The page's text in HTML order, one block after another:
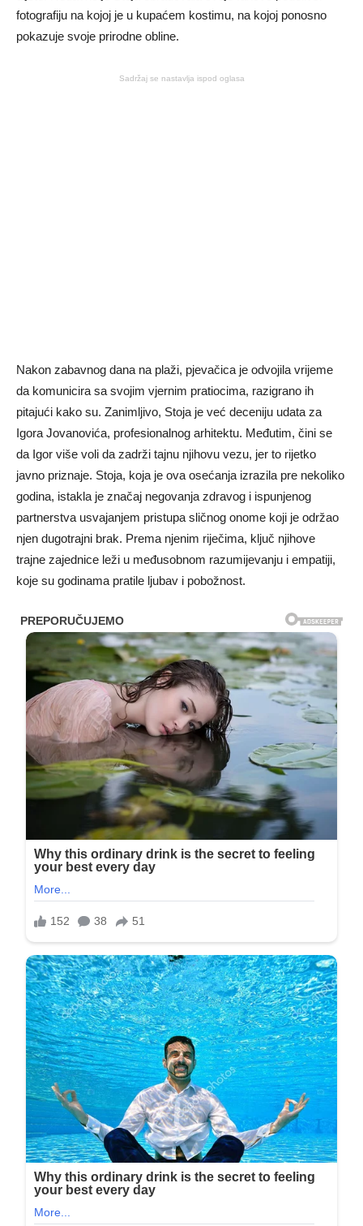
fotografiju na kojoj je u kupaćem kostimu, na kojoj ponosno
pokazuje svoje prirodne obline.
Sadržaj se nastavlja ispod oglasa
Nakon zabavnog dana na plaži, pjevačica je odvojila vrijeme
da komunicira sa svojim vjernim pratiocima, razigrano ih
pitajući kako su. Zanimljivo, Stoja je već deceniju udata za
Igora Jovanovića, profesionalnog arhitektu. Međutim, čini se
da Igor više voli da zadrži tajnu njihovu vezu, jer to rijetko
javno priznaje. Stoja, koja je ova osećanja izrazila pre nekoliko
godina, istakla je značaj negovanja zdravog i ispunjenog
partnerstva usvajanjem pristupa sličnog onome koji je održao
njen dugotrajni brak. Prema njenim riječima, ključ njihove
trajne zajednice leži u međusobnom razumijevanju i empatiji,
koje su godinama pratile ljubav i pobožnost.